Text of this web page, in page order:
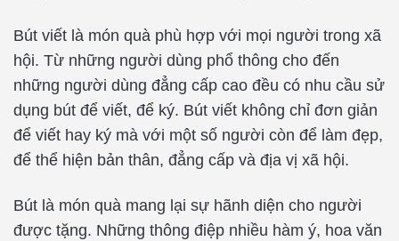
Bút viết là món quà phù hợp với mọi người trong xã
hội. Từ những người dùng phổ thông cho đến
những người dùng đẳng cấp cao đều có nhu cầu sử
dụng bút để viết, để ký. Bút viết không chỉ đơn giản
để viết hay ký mà với một số người còn để làm đẹp,
để thể hiện bản thân, đẳng cấp và địa vị xã hội.
Bút là món quà mang lại sự hãnh diện cho người
được tặng. Những thông điệp nhiều hàm ý, hoa văn